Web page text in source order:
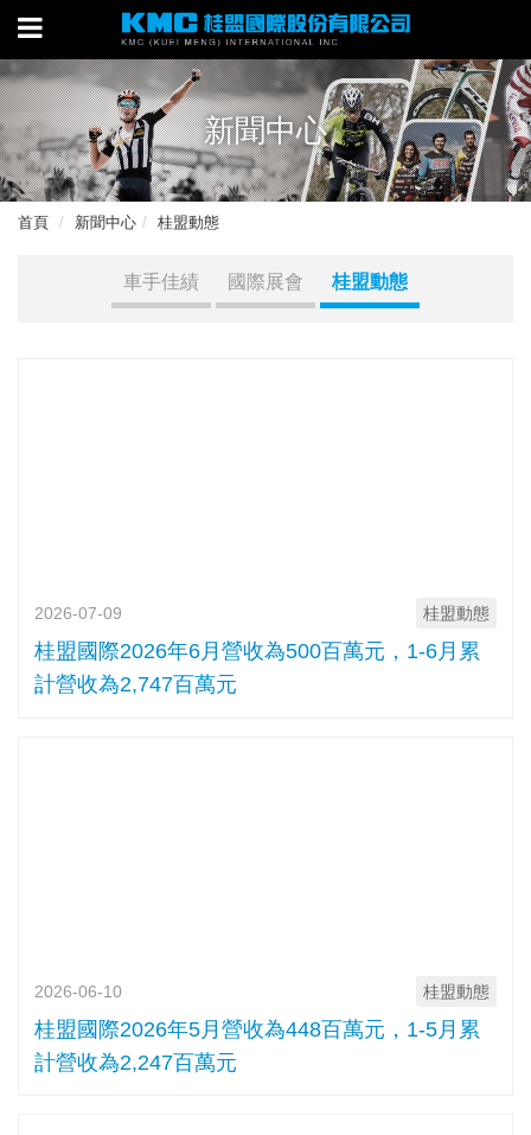
新聞中心
首頁 新聞中心 桂盟動態
車手佳績 國際展會 桂盟動態
2026-07-09 桂盟動態
桂盟國際2026年6月營收為500百萬元，1-6月累
計營收為2,747百萬元
2026-06-10 桂盟動態
桂盟國際2026年5月營收為448百萬元，1-5月累
計營收為2,247百萬元